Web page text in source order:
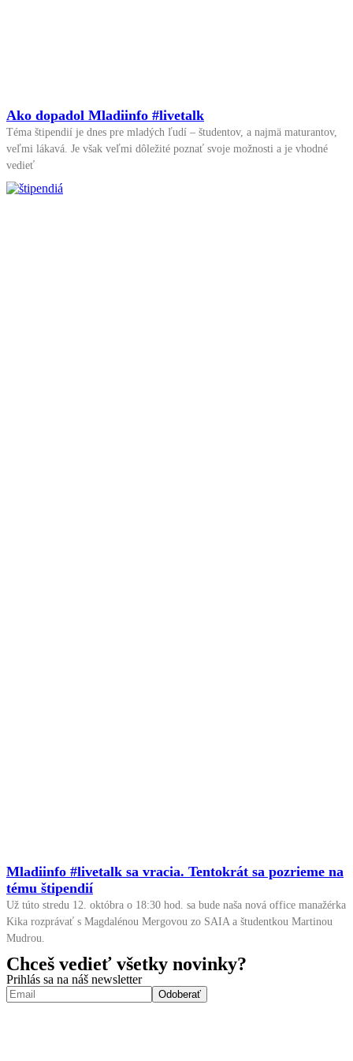
Ako dopadol Mladiinfo #livetalk
Téma štipendií je dnes pre mladých ľudí – študentov, a najmä maturantov,
veľmi lákavá. Je však veľmi dôležité poznať svoje možnosti a je vhodné
vedieť
Mladiinfo #livetalk sa vracia. Tentokrát sa pozrieme na
tému štipendií
Už túto stredu 12. októbra o 18:30 hod. sa bude naša nová office manažérka
Kika rozprávať s Magdalénou Mergovou zo SAIA a študentkou Martinou
Mudrou.
Chceš vedieť všetky novinky?
Prihlás sa na náš newsletter